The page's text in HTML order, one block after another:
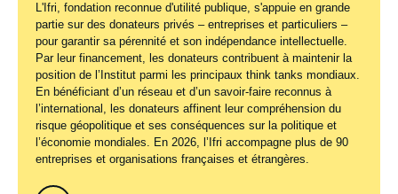
L'Ifri, fondation reconnue d'utilité publique, s'appuie en grande
partie sur des donateurs privés – entreprises et particuliers –
pour garantir sa pérennité et son indépendance intellectuelle.
Par leur financement, les donateurs contribuent à maintenir la
position de l’Institut parmi les principaux think tanks mondiaux.
En bénéficiant d’un réseau et d’un savoir-faire reconnus à
l’international, les donateurs affinent leur compréhension du
risque géopolitique et ses conséquences sur la politique et
l’économie mondiales. En 2026, l’Ifri accompagne plus de 90
entreprises et organisations françaises et étrangères.